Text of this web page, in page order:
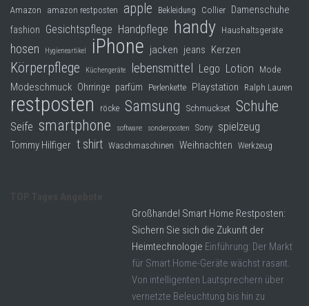
Amazon amazon restposten apple Bekleidung Collier Damenschuhe
fashion Gesichtspflege Handpflege handy Haushaltsgeräte
hosen Hygieneartikel iPhone jacken jeans Kerzen
Körperpflege Küchengeräte lebensmittel Lego Lotion Mode
Modeschmuck Ohrringe parfüm Perlenkette Playstation Ralph Lauren
restposten röcke Samsung Schmuckset Schuhe
Seife smartphone software sonderposten Sony spielzeug
Tommy Hilfiger t shirt Waschmaschinen Weihnachten Werkzeug
Großhandel Smart Home Restposten:
Sichern Sie sich die Zukunft der
Heimtechnologie Einführung: Der Markt
für Smart Home-Geräte wächst rasant.
Von intelligenten Lautsprechern über
vernetzte Beleuchtung bis hin zu